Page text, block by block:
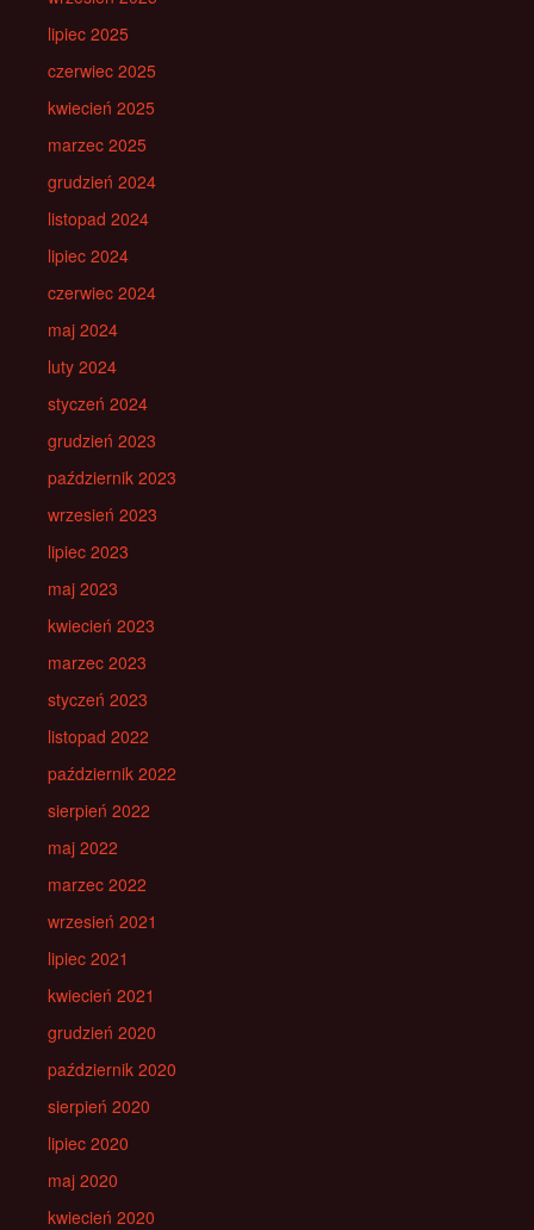
lipiec 2025
czerwiec 2025
kwiecień 2025
marzec 2025
grudzień 2024
listopad 2024
lipiec 2024
czerwiec 2024
maj 2024
luty 2024
styczeń 2024
grudzień 2023
październik 2023
wrzesień 2023
lipiec 2023
maj 2023
kwiecień 2023
marzec 2023
styczeń 2023
listopad 2022
październik 2022
sierpień 2022
maj 2022
marzec 2022
wrzesień 2021
lipiec 2021
kwiecień 2021
grudzień 2020
październik 2020
sierpień 2020
lipiec 2020
maj 2020
kwiecień 2020